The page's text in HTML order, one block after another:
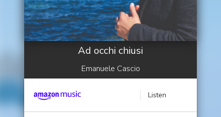
Ad occhi chiusi
Emanuele Cascio
Listen